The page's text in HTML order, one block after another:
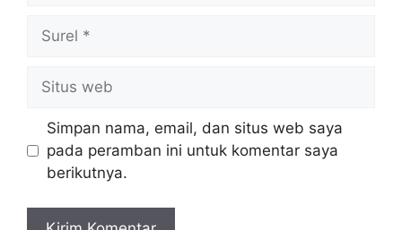
Surel
Situs
web
Simpan nama, email, dan situs web saya
pada peramban ini untuk komentar saya
berikutnya.